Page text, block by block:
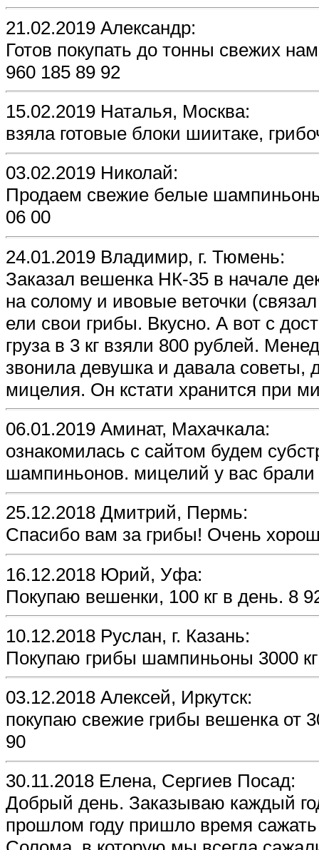
21.02.2019 Александр:
Готов покупать до тонны свежих
960 185 89 92
15.02.2019 Наталья, Москва:
взяла готовые блоки шиитаке,
03.02.2019 Николай:
Продаем свежие белые
06 00
24.01.2019 Владимир, г. Тюмень:
Заказал вешенка НК-35 в начале
на солому и ивовые веточки
ели свои грибы. Вкусно. А вот с
груза в 3 кг взяли 800 рублей.
звонила девушка и давала советы,
мицелия. Он кстати хранится при
06.01.2019 Аминат, Махачкала:
ознакомилась с сайтом будем
шампиньонов. мицелий у вас
25.12.2018 Дмитрий, Пермь:
Спасибо вам за грибы! Очень
16.12.2018 Юрий, Уфа:
Покупаю вешенки, 100 кг в день. 8
10.12.2018 Руслан, г. Казань:
Покупаю грибы шампиньоны 3000
03.12.2018 Алексей, Иркутск:
покупаю свежие грибы вешенка от
90
30.11.2018 Елена, Сергиев Посад:
Добрый день. Заказываю каждый
прошлом году пришло время